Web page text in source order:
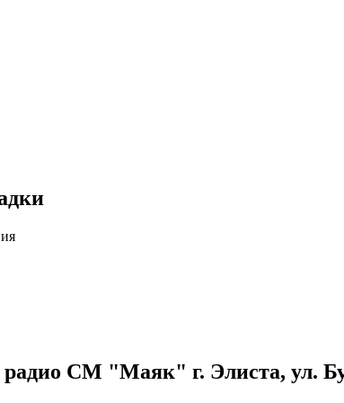
СМ "Маяк" г. Элиста, ул.